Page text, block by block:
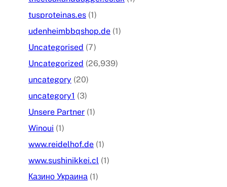
tusproteinas.es (1)
udenheimbbqshop.de (1)
Uncategorised (7)
Uncategorized (26,939)
uncategory (20)
uncategory1 (3)
Unsere Partner (1)
Winoui (1)
www.reidelhof.de (1)
www.sushinikkei.cl (1)
Казино Украина (1)